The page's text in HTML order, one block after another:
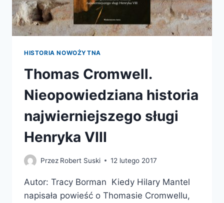
HISTORIA NOWOŻYTNA
Thomas Cromwell.
Nieopowiedziana historia
najwierniejszego sługi
Henryka VIII
Przez Robert Suski 12 lutego 2017
Autor: Tracy Borman Kiedy Hilary Mantel
napisała powieść o Thomasie Cromwellu,